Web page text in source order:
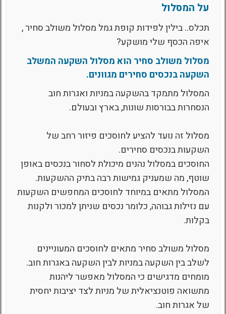
על המסלול
תכלס.. בילין לפידות קופת גמל מסלול משולב סחיר ,
איפה הכסף שלי מושקע?
מסלול משולב סחיר הוא מסלול השקעה המשלב
השקעה בנכסים סחירים מגוונים.
המסלול מתמקד בהשקעה במניות ואגרות חוב
הנסחרות בבורסות שונות, בארץ ובעולם.
מסלול זה נועד להציע לחוסכים פיזור רחב של
השקעות בנכסים סחירים.
החוסכים במסלול נהנים מיכולת לסחור בנכסים באופן
שוטף, מה שמעניק גמישות רבה בתיק ההשקעות.
המסלול מתאים במיוחד לחוסכים המחפשים השקעות
עם נזילות גבוהה, כלומר נכסים שניתן למכור ולקנות
בקלות.
מסלול משולב סחיר מתאים לחוסכים המעוניינים
לשלב בין השקעה במניות לבין השקעה באגרות חוב.
מומחים מדגישים כי המסלול מאפשר ליהנות
מתשואה פוטנציאלית של מניות לצד יציבות יחסית
של אגרות חוב.